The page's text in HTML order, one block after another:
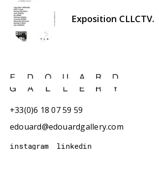
Exposition CLLCTV.
+33(0)6 18 07 59 59
edouard@edouardgallery.com
instagram linkedin